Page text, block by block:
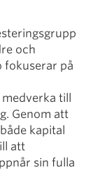
och
fokuserar på
till
Genom att
kapital
att
sin fulla